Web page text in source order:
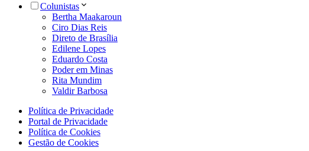
Colunistas
Bertha Maakaroun
Ciro Dias Reis
Direto de Brasília
Edilene Lopes
Eduardo Costa
Poder em Minas
Rita Mundim
Valdir Barbosa
Política de Privacidade
Portal de Privacidade
Política de Cookies
Gestão de Cookies